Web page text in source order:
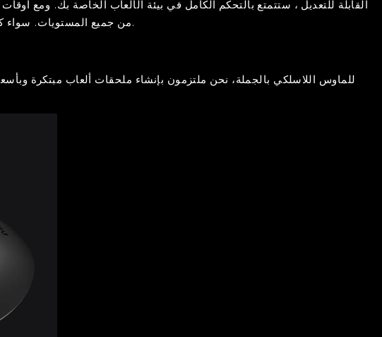
القابلة للتعديل ، ستتمتع بالتحكم الكامل في بيئة الألعاب الخاصة بك. ومع
من جميع المستويات. سواء كنت لاعبًا عاديًا أو منافسًا متخصصًا في الرياضات الإلكترونية ، توفر هذه الفئران المتانة والأداء والأناقة لرفع مستوى لعبتك.